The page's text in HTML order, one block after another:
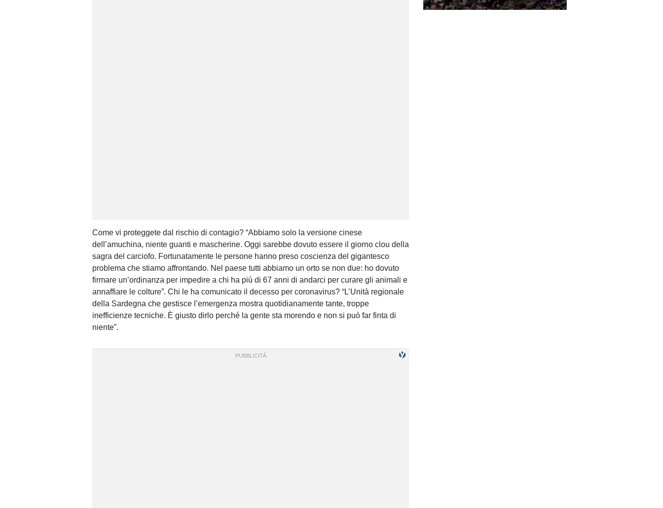
Come vi proteggete dal rischio di contagio? “Abbiamo solo la versione cinese
dell’amuchina, niente guanti e mascherine. Oggi sarebbe dovuto essere il giorno clou della
sagra del carciofo. Fortunatamente le persone hanno preso coscienza del gigantesco
problema che stiamo affrontando. Nel paese tutti abbiamo un orto se non due: ho dovuto
firmare un’ordinanza per impedire a chi ha più di 67 anni di andarci per curare gli animali e
annaffiare le colture”. Chi le ha comunicato il decesso per coronavirus? “L’Unità regionale
della Sardegna che gestisce l’emergenza mostra quotidianamente tante, troppe
inefficienze tecniche. È giusto dirlo perché la gente sta morendo e non si può far finta di
niente”.